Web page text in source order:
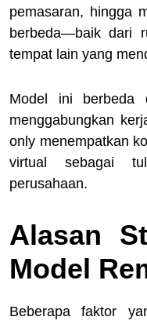
pemasaran, hingga
berbeda—baik dari
tempat lain yang
Model ini berbeda
menggabungkan
only menempatkan
virtual sebagai
perusahaan.
Alasan
Model
Beberapa faktor